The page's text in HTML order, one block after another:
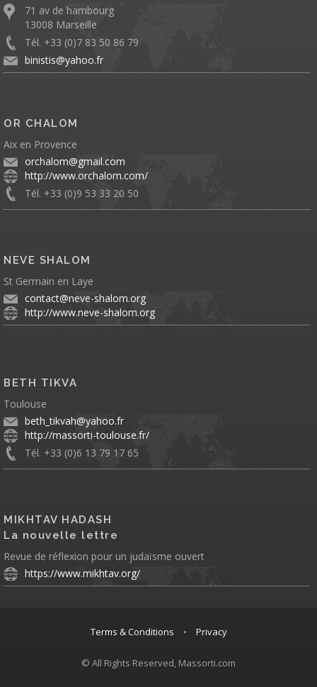
71 av de hambourg
13008 Marseille
Tél. +33 (0)7 83 50 86 79
binistis@yahoo.fr
OR CHALOM
Aix en Provence
orchalom@gmail.com
http://www.orchalom.com/
Tél. +33 (0)9 53 33 20 50
NEVE SHALOM
St Germain en Laye
contact@neve-shalom.org
http://www.neve-shalom.org
BETH TIKVA
Toulouse
beth_tikvah@yahoo.fr
http://massorti-toulouse.fr/
Tél. +33 (0)6 13 79 17 65
MIKHTAV HADASH
La nouvelle lettre
Revue de réflexion pour un judaïsme ouvert
https://www.mikhtav.org/
Terms & Conditions • Privacy
© All Rights Reserved, Massorti.com